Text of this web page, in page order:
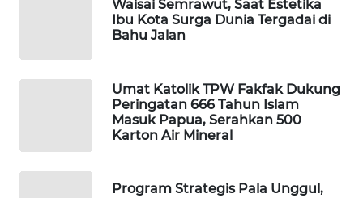
Waisai Semrawut, Saat Estetika
Ibu Kota Surga Dunia Tergadai di
Bahu Jalan
Umat Katolik TPW Fakfak Dukung
Peringatan 666 Tahun Islam
Masuk Papua, Serahkan 500
Karton Air Mineral
Program Strategis Pala Unggul,
SIDIKALANG
NEWS